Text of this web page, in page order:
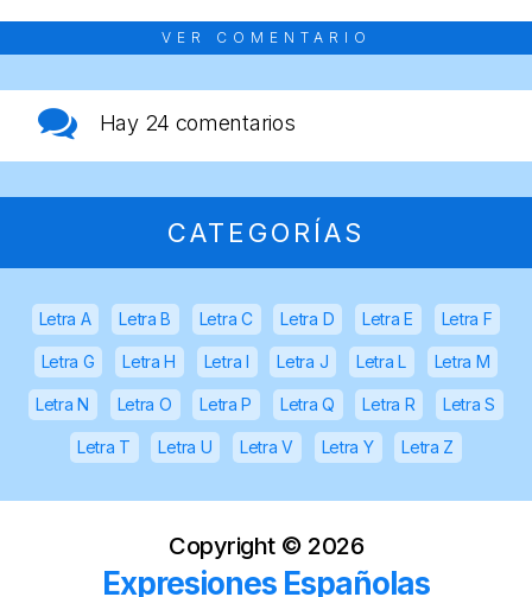
VER COMENTARIO
Hay 24 comentarios
CATEGORÍAS
Letra A Letra B Letra C Letra D Letra E Letra F
Letra G Letra H Letra I Letra J Letra L Letra M
Letra N Letra O Letra P Letra Q Letra R Letra S
Letra T Letra U Letra V Letra Y Letra Z
Copyright © 2026
Expresiones Españolas